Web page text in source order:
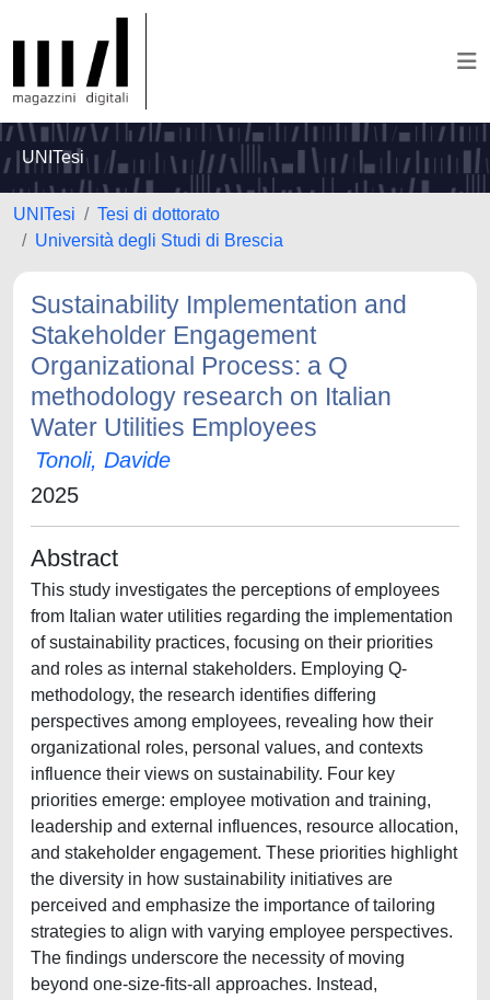
UNITesi
UNITesi
Tesi di dottorato
Università degli Studi di Brescia
Sustainability Implementation and
Stakeholder Engagement
Organizational Process: a Q
methodology research on Italian
Water Utilities Employees
Tonoli, Davide
2025
Abstract
This study investigates the perceptions of employees
from Italian water utilities regarding the implementation
of sustainability practices, focusing on their priorities
and roles as internal stakeholders. Employing Q-
methodology, the research identifies differing
perspectives among employees, revealing how their
organizational roles, personal values, and contexts
influence their views on sustainability. Four key
priorities emerge: employee motivation and training,
leadership and external influences, resource allocation,
and stakeholder engagement. These priorities highlight
the diversity in how sustainability initiatives are
perceived and emphasize the importance of tailoring
strategies to align with varying employee perspectives.
The findings underscore the necessity of moving
beyond one-size-fits-all approaches. Instead,